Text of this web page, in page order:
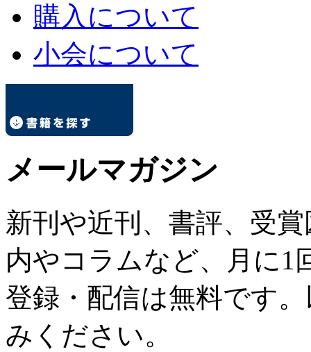
購入について
小会について
メールマガジン
新刊や近刊、書評、受
内やコラムなど、月に1
登録・配信は無料です
みください。